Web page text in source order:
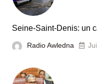
Seine-Saint-Denis: un
Radio Awledna